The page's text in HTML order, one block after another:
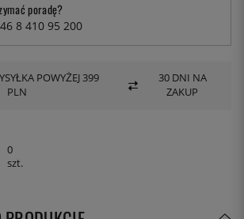
0
szt.
poradę?
8 410 95 200
POWYŻEJ 399
PLN
30 DNI NA
ZAKUP